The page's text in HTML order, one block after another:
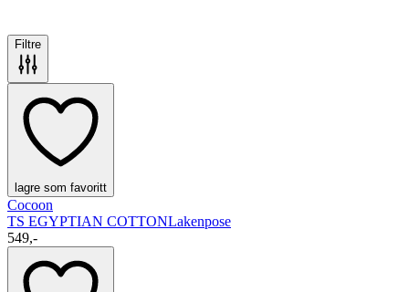
Filtre
lagre som favoritt
Cocoon
TS EGYPTIAN COTTONLakenpose
549,-